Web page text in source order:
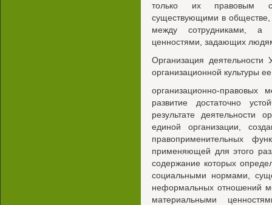
только их правовым
существующими в
между сотрудниками, а
ценностями, задающих
Организация
организационной культуры
организационно-
развитие достаточно
результате
единой организации,
правоприменительных
применяющей для этого
содержание которых
социальными нормами,
неформальных отношений
материальными